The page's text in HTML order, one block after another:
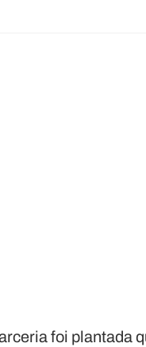
foi plantada